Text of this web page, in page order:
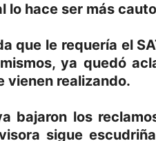
lo hace ser más
que le requería el
ya quedó
vienen realizando.
bajaron los
sigue